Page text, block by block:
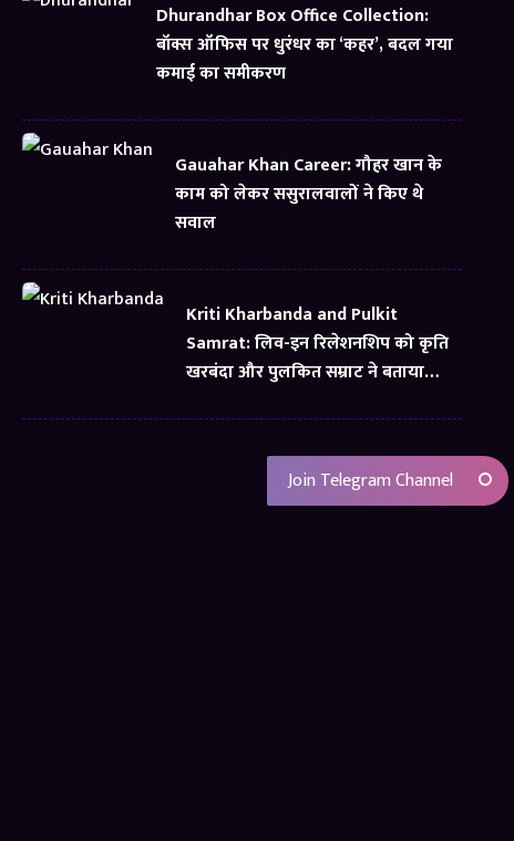
Dhurandhar Box Office Collection:
बॉक्स ऑफिस पर धुरंधर का ‘कहर’, बदल गया
कमाई का समीकरण
Gauahar Khan Career: गौहर खान के
काम को लेकर ससुरालवालों ने किए थे
सवाल
Kriti Kharbanda and Pulkit
Samrat: लिव-इन रिलेशनशिप को कृति
खरबंदा और पुलकित सम्राट ने बताया
Join Telegram Channel